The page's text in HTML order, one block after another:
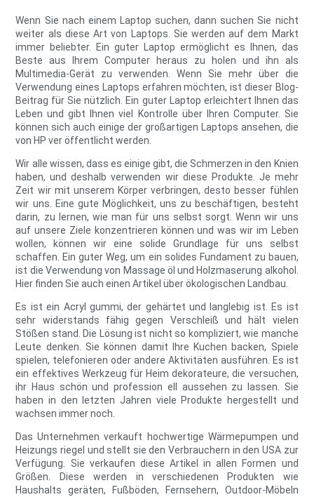
Wenn Sie nach einem Laptop suchen, dann suchen Sie nicht
weiter als diese Art von Laptops. Sie werden auf dem Markt
immer beliebter. Ein guter Laptop ermöglicht es Ihnen, das
Beste aus Ihrem Computer heraus zu holen und ihn als
Multimedia-Gerät zu verwenden. Wenn Sie mehr über die
Verwendung eines Laptops erfahren möchten, ist dieser Blog-
Beitrag für Sie nützlich. Ein guter Laptop erleichtert Ihnen das
Leben und gibt Ihnen viel Kontrolle über Ihren Computer. Sie
können sich auch einige der großartigen Laptops ansehen, die
von HP ver öffentlicht werden.
Wir alle wissen, dass es einige gibt, die Schmerzen in den Knien
haben, und deshalb verwenden wir diese Produkte. Je mehr
Zeit wir mit unserem Körper verbringen, desto besser fühlen
wir uns. Eine gute Möglichkeit, uns zu beschäftigen, besteht
darin, zu lernen, wie man für uns selbst sorgt. Wenn wir uns
auf unsere Ziele konzentrieren können und was wir im Leben
wollen, können wir eine solide Grundlage für uns selbst
schaffen. Ein guter Weg, um ein solides Fundament zu bauen,
ist die Verwendung von Massage öl und Holzmaserung alkohol.
Hier finden Sie auch einen Artikel über ökologischen Landbau.
Es ist ein Acryl gummi, der gehärtet und langlebig ist. Es ist
sehr widerstands fähig gegen Verschleiß und hält vielen
Stößen stand. Die Lösung ist nicht so kompliziert, wie manche
Leute denken. Sie können damit Ihre Kuchen backen, Spiele
spielen, telefonieren oder andere Aktivitäten ausführen. Es ist
ein effektives Werkzeug für Heim dekorateure, die versuchen,
ihr Haus schön und profession ell aussehen zu lassen. Sie
haben in den letzten Jahren viele Produkte hergestellt und
wachsen immer noch.
Das Unternehmen verkauft hochwertige Wärmepumpen und
Heizungs riegel und stellt sie den Verbrauchern in den USA zur
Verfügung. Sie verkaufen diese Artikel in allen Formen und
Größen. Diese werden in verschiedenen Produkten wie
Haushalts geräten, Fußböden, Fernsehern, Outdoor-Möbeln